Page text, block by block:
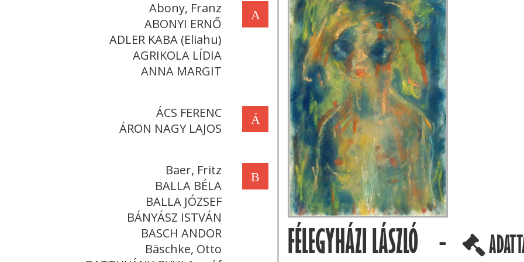
A
Abony, Franz
ABONYI ERNŐ
ADLER KABA (Eliahu)
AGRIKOLA LÍDIA
ANNA MARGIT
Á
ÁCS FERENC
ÁRON NAGY LAJOS
B
Baer, Fritz
BALLA BÉLA
BALLA JÓZSEF
BÁNYÁSZ ISTVÁN
BASCH ANDOR
Bäschke, Otto
FÉLEGYHÁZI LÁSZLÓ -